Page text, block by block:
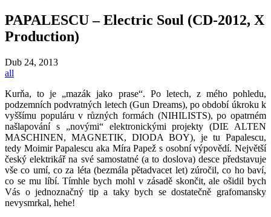
PAPALESCU – Electric Soul (CD-2012, X
Production)
Dub 24, 2013
all
Kurňa, to je „mazák jako prase“. Po letech, z mého pohledu,
podzemních podvratných letech (Gun Dreams), po období úkroku k
vyššímu populáru v různých formách (NIHILISTS), po opatrném
našlapování s „novými“ elektronickými projekty (DIE ALTEN
MASCHINEN, MAGNETIK, DIODA BOY), je tu Papalescu,
tedy Moimir Papalescu aka Míra Papež s osobní výpovědí. Největší
český elektrikář na své samostatné (a to doslova) desce představuje
vše co umí, co za léta (bezmála pětadvacet let) zúročil, co ho baví,
co se mu líbí. Tímhle bych mohl v zásadě skončit, ale ošidil bych
Vás o jednoznačný tip a taky bych se dostatečně grafomansky
nevysmrkal, hehe!